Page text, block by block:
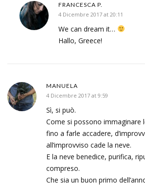
FRANCESCA P.
4 Dicembre 2017 at 20:11
We can dream it…
Hallo, Greece!
MANUELA
4 Dicembre 2017 at 9:59
Sì, si può.
Come si possono immaginare
fino a farle accadere,
all’improvviso cade la neve.
E la neve benedice, purifica,
compreso.
Che sia un buon primo